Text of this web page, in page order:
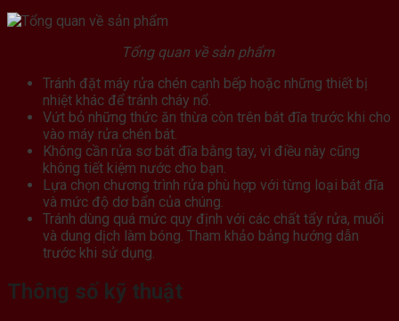
Tổng quan về sản phẩm
Tránh đặt máy rửa chén cạnh bếp hoặc những thiết bị
nhiệt khác để tránh cháy nổ.
Vứt bỏ những thức ăn thừa còn trên bát đĩa trước khi cho
vào máy rửa chén bát.
Không cần rửa sơ bát đĩa bằng tay, vì điều này cũng
không tiết kiệm nước cho bạn.
Lựa chọn chương trình rửa phù hợp với từng loại bát đĩa
và mức độ dơ bẩn của chúng.
Tránh dùng quá mức quy định với các chất tẩy rửa, muối
và dung dịch làm bóng. Tham khảo bảng hướng dẫn
trước khi sử dụng.
Thông số kỹ thuật